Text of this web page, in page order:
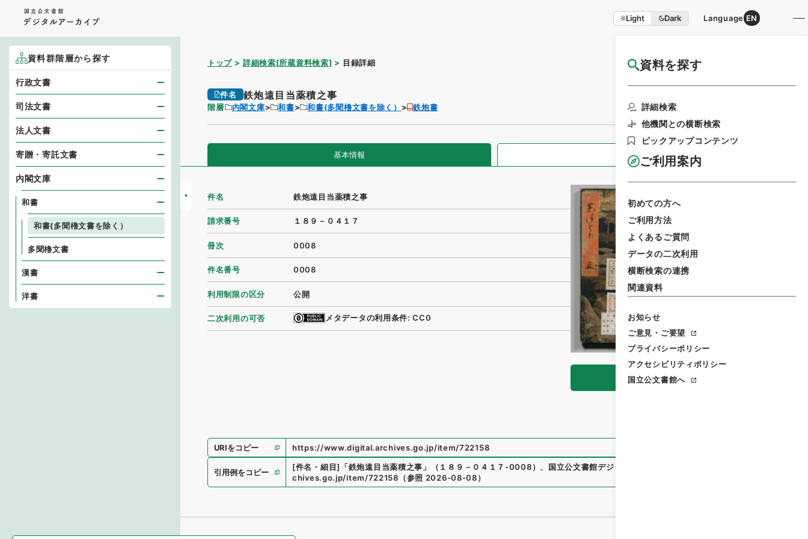
Light Dark Language EN
資料を探す
詳細検索
他機関との横断検索
ピックアップコンテンツ
ご利用案内
初めての方へ
ご利用方法
よくあるご質問
データの二次利用
横断検索の連携
関連資料
お知らせ
ご意見・ご要望
プライバシーポリシー
アクセシビリティポリシー
国立公文書館へ
トップ 詳細検索[所蔵資料検索] 目録詳細 国立公文書館HP利用案内
件名 鉄炮遠目当薬積之事
階層 内閣文庫 和書 和書(多聞櫓文書を除く） 鉄炮書
基本情報 全ての情報
閲覧
件名 鉄炮遠目当薬積之事
請求番号 １８９－０４１７
冊次 0008
件名番号 0008
利用制限の区分 公開
二次利用の可否 メタデータの利用条件: CC0
URIをコピー https://www.digital.archives.go.jp/item/722158
引用例をコピー
[件名・細目] 「鉄炮遠目当薬積之事 」 （ １８９－０４１７-0008） 、 国立公文書館デジタルアーカイブ
chives.go.jp/item/722158 （参照 2026-08-08）
資料群階層から探す
行政文書
司法文書
法人文書
寄贈・寄託文書
内閣文庫
和書
和書(多聞櫓文書を除く）
多聞櫓文書
漢書
洋書